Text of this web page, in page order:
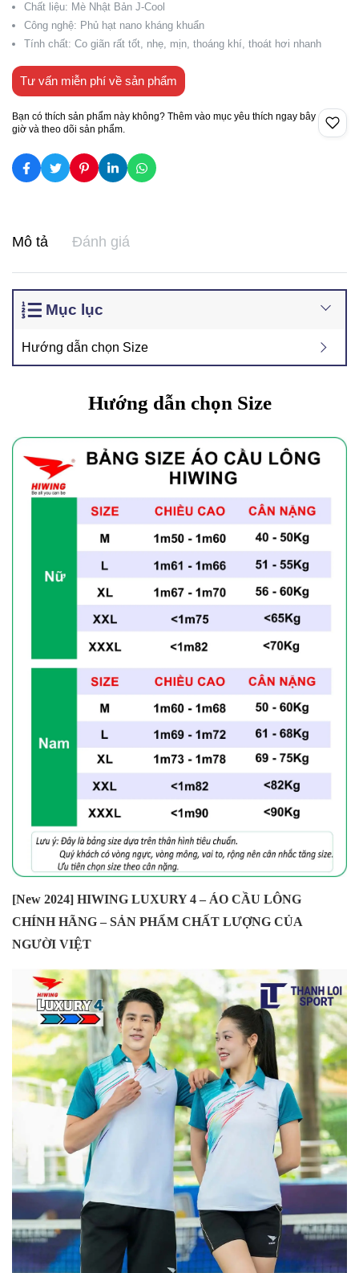
Chất liệu: Mè Nhật Bản J-Cool
Công nghệ: Phủ hạt nano kháng khuẩn
Tính chất: Co giãn rất tốt, nhẹ, mịn, thoáng khí, thoát hơi nhanh
Tư vấn miễn phí về sản phẩm
Bạn có thích sản phẩm này không? Thêm vào mục yêu thích ngay bây
giờ và theo dõi sản phẩm.
Mô tả Đánh giá
Mục lục
Hướng dẫn chọn Size
Hướng dẫn chọn Size
[New 2024] HIWING LUXURY 4 – ÁO CẦU LÔNG
CHÍNH HÃNG – SẢN PHẨM CHẤT LƯỢNG CỦA
NGƯỜI VIỆT